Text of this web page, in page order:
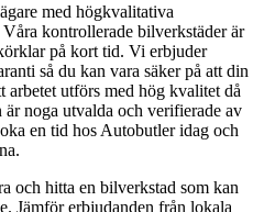
med högkvalitativa
kontrollerade bilverkstäder är
på kort tid. Vi erbjuder
så du kan vara säker på att din
utförs med hög kvalitet då
noga utvalda och verifierade av
en tid hos Autobutler idag och
och hitta en bilverkstad som kan
Jämför erbjudanden från lokala